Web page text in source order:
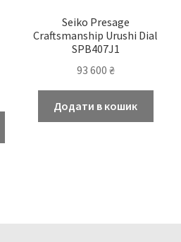
Seiko Presage
Craftsmanship Urushi Dial
SPB407J1
93 600 ₴
Додати в кошик